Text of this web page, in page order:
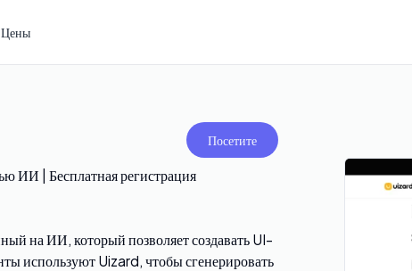
Цены
Посетите
ИИ | Бесплатная регистрация
на ИИ, который позволяет создавать UI-
используют Uizard, чтобы сгенерировать